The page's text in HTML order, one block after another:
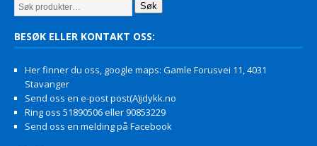
Søk
BESØK ELLER KONTAKT OSS:
Her finner du oss, google maps: Gamle Forusvei 11, 4031
Stavanger
Send oss en e-post post(A)jdykk.no
Ring oss 51890506 eller 90853229
Send oss en melding på Facebook